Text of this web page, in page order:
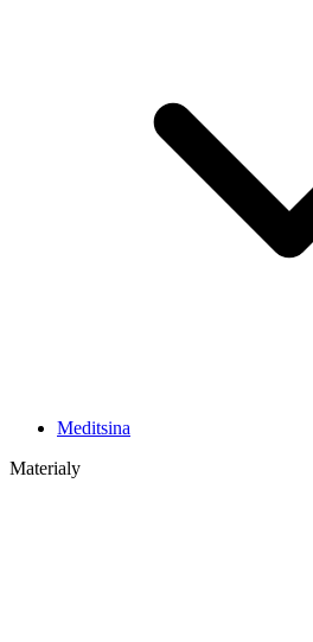
Meditsina
Materialy